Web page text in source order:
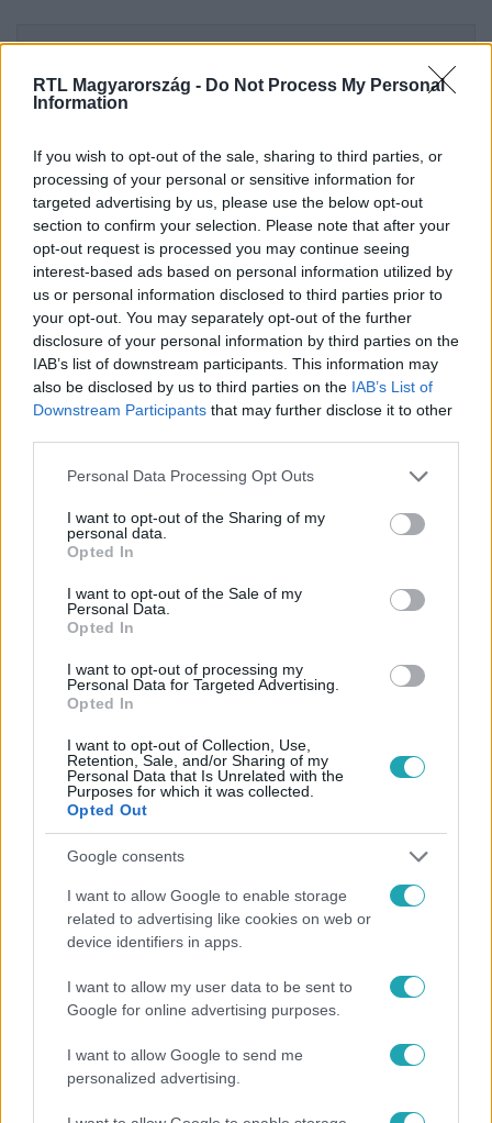
RTL Magyarország - Do Not Process My Personal
Information
If you wish to opt-out of the sale, sharing to third parties, or
processing of your personal or sensitive information for
targeted advertising by us, please use the below opt-out
section to confirm your selection. Please note that after your
opt-out request is processed you may continue seeing
interest-based ads based on personal information utilized by
us or personal information disclosed to third parties prior to
your opt-out. You may separately opt-out of the further
disclosure of your personal information by third parties on the
IAB’s list of downstream participants. This information may
also be disclosed by us to third parties on the IAB’s List of
Downstream Participants that may further disclose it to other
Please note that this website/app uses one or more Google
not limited to your visit or usage behaviour. You may click to
grant or deny consent to Google and its third-party tags to
use your data for below specified purposes in below Google
consent section.
Personal Data Processing Opt Outs
I want to opt-out of the Sharing of my
personal data.
Opted In
I want to opt-out of the Sale of my
Personal Data.
Opted In
I want to opt-out of processing my
Personal Data for Targeted Advertising.
Opted In
I want to opt-out of Collection, Use,
Retention, Sale, and/or Sharing of my
Personal Data that Is Unrelated with the
Purposes for which it was collected.
Opted Out
Google consents
I want to allow Google to enable storage
related to advertising like cookies on web or
device identifiers in apps.
I want to allow my user data to be sent to
Google for online advertising purposes.
I want to allow Google to send me
personalized advertising.
legyen a Google-találatokban!
Kövess minket, és értesülj a friss hírekről a
Facebookon is!
Követem
HÍRADÓ #VIDEÓ #ADÁSRÉSZLETEK
APAGYILKOS
RENDŐRSÉG #NYOMOK #BÍRÓSÁG
Népszerű